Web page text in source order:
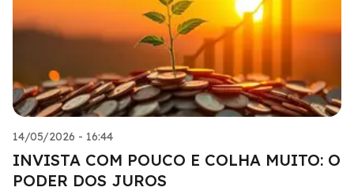
14/05/2026 - 16:44
INVISTA COM POUCO E COLHA MUITO: O
PODER DOS JUROS